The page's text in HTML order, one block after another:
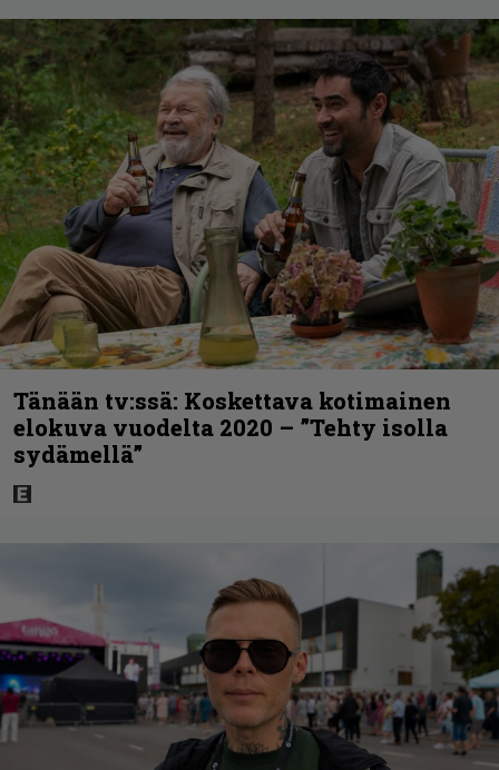
Tänään tv:ssä: Koskettava kotimainen
elokuva vuodelta 2020 – ”Tehty isolla
sydämellä”